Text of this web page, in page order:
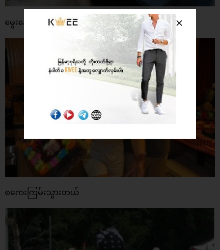
မွေးနေ့ရှင်တော့ ကံဆိုးတာပဲ
စကေးကြမ်းသွားတယ်